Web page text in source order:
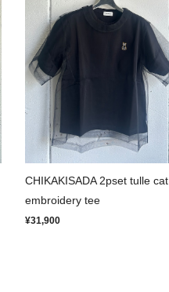
CHIKAKISADA 2pset tulle cat
embroidery tee
¥31,900